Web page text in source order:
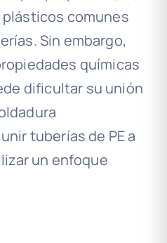
comunes
Sin embargo,
químicas
dificultar su unión
tuberías de PE a
un enfoque